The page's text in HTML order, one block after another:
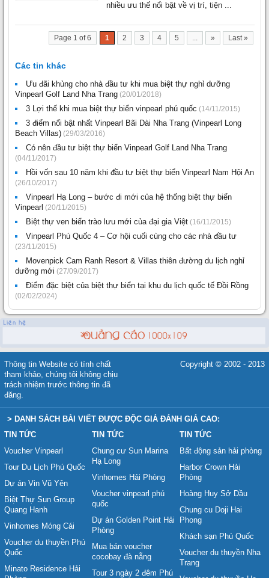
nhiều ưu thế nổi bật về vị trí, tiện ...
Page 1 of 6 1 2 3 4 5 ... » Last »
Các tin khác
Ưu đãi khủng cho nhà đầu tư khi mua biệt thự nghỉ dưỡng
Vinpearl Golf Land Nha Trang (20/01/2018)
3 Lợi thế khi mua biệt thự biển vinpearl phú quốc (14/11/2015)
3 điểm nổi bật nhất Vinpearl Bãi Dài Nha Trang (Vinpearl Long
Beach Villas) (29/03/2016)
Có nên đầu tư biệt thự biển Vinpearl Golf Land Nha Trang
(04/11/2017)
Hồi vốn sau 10 năm khi đầu tư biệt thự biển Vinpearl Nam Hội An
(26/10/2017)
Vinpearl Hạ Long – bước đi mới của hệ thống biệt thự biển
Vinpearl (20/11/2015)
Biệt thự ven biển trào lưu mới của đại gia Việt (16/11/2015)
Vinpearl Phú Quốc 4 – Cơ hội cuối cùng cho các nhà đầu tư
(23/11/2015)
Movenpick Cam Ranh Resort & Villas thiên đường du lịch nghỉ
dưỡng mới (27/09/2017)
Điểm đặc biệt của biệt thự biển tại khu du lịch quốc tế Đồi Rồng
(02/02/2024)
Thông tin Website có tính chất
tham khảo, chúng tôi không chịu
trách nhiệm trước thông tin đã
đăng.
Copyright © 2002 - 2013
> DANH SÁCH BÀI VIẾT ĐƯỢC ĐỘC GIẢ ĐÁNH GIÁ CAO:
TIN TỨC
Voucher Vinpearl
Tour Du Lịch Phú Quốc
Dự án Vin Vũ Yên
Biệt Thự Sun Group
Quang Hanh
Vinhomes Móng Cái
Voucher du thuyền Phú
Quốc
Minato Residence Hải
TIN TỨC
Chung cư Sun Marina
Hạ Long
Vinhomes Hải Phòng
Voucher vinpearl phú
quốc
Dự án Golden Point Hải
Phòng
Mua bán voucher
cocobay đà nẵng
Tour 3 ngày 2 đêm Phú
TIN TỨC
Bất động sản hải phòng
Harbor Crown Hải
Phòng
Hoàng Huy Sở Dầu
Chung cu Doji Hai
Phong
Khách sạn Phú Quốc
Voucher du thuyền Nha
Trang